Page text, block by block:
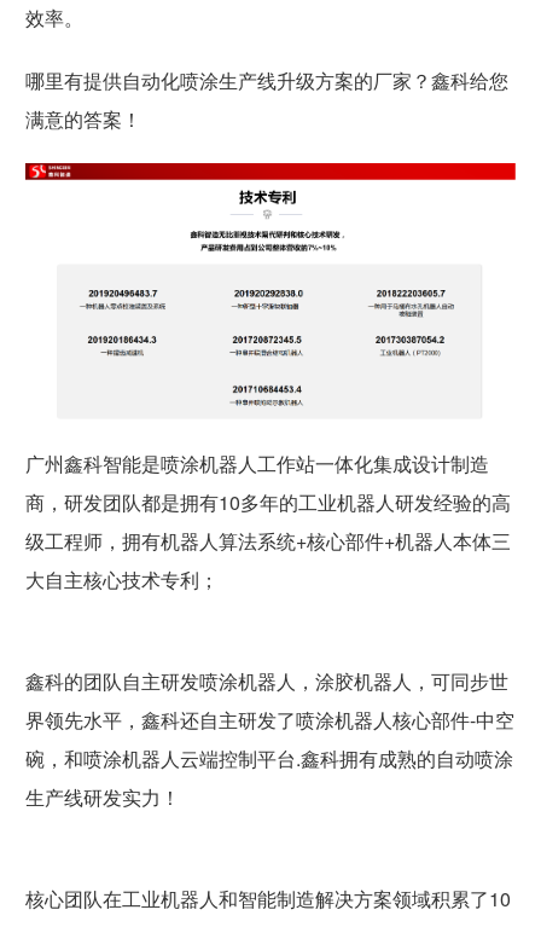
效率。
哪里有提供自动化喷涂生产线升级方案的厂家？鑫科给您
满意的答案！
广州鑫科智能是喷涂机器人工作站一体化集成设计制造
商，研发团队都是拥有10多年的工业机器人研发经验的高
级工程师，拥有机器人算法系统+核心部件+机器人本体三
大自主核心技术专利；
鑫科的团队自主研发喷涂机器人，涂胶机器人，可同步世
界领先水平，鑫科还自主研发了喷涂机器人核心部件-中空
碗，和喷涂机器人云端控制平台.鑫科拥有成熟的自动喷涂
生产线研发实力！
核心团队在工业机器人和智能制造解决方案领域积累了10